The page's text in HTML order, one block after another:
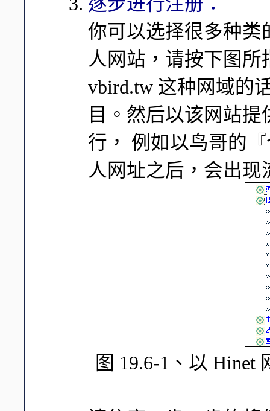
你可以选择很多种类
人网站，请按下图所
vbird.tw 这种网域的
目。然后以该网站
行， 例如以鸟哥的
人网址之后，会出现
图 19.6-1、以 Hinet